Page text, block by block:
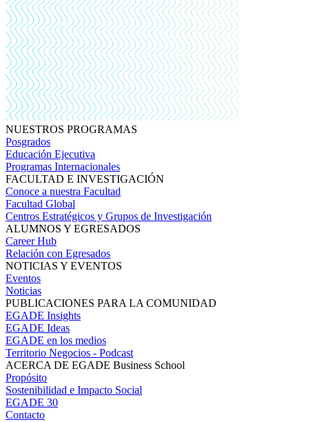
NUESTROS PROGRAMAS
Posgrados
Educación Ejecutiva
Programas Internacionales
FACULTAD E INVESTIGACIÓN
Conoce a nuestra Facultad
Facultad Global
Centros Estratégicos y Grupos de Investigación
ALUMNOS Y EGRESADOS
Career Hub
Relación con Egresados
NOTICIAS Y EVENTOS
Eventos
Noticias
PUBLICACIONES PARA LA COMUNIDAD
EGADE Insights
EGADE Ideas
EGADE en los medios
Territorio Negocios - Podcast
ACERCA DE EGADE Business School
Propósito
Sostenibilidad e Impacto Social
EGADE 30
Contacto